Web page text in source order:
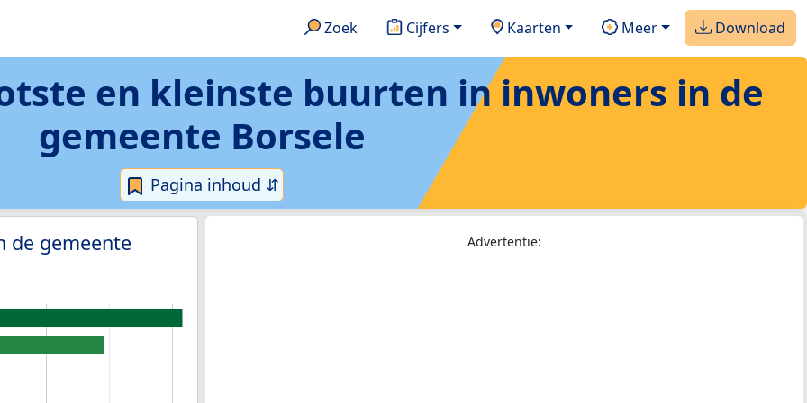
Zoek Cijfers Kaarten Meer Download
en kleinste buurten in inwoners in de
gemeente Borsele
Pagina inhoud ⇵
de gemeente
Advertentie: